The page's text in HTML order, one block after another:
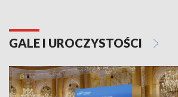
GALE I UROCZYSTOŚCI